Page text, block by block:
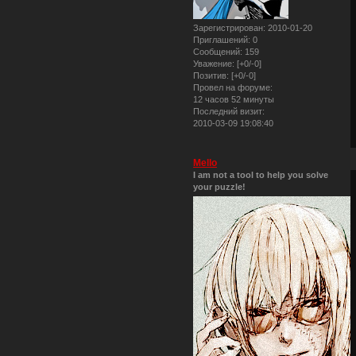
Зарегистрирован: 2010-01-20
Приглашений: 0
Сообщений: 159
Уважение: [+0/-0]
Позитив: [+0/-0]
Провел на форуме:
12 часов 52 минуты
Последний визит:
2010-03-09 19:08:40
Mello
I am not a tool to help you solve
your puzzle!